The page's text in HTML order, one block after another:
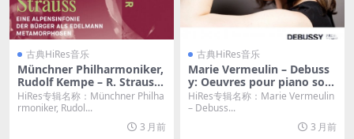
古典HiRes音乐
Münchner Philharmoniker,
Rudolf Kempe – R. Strauss:
Eine Alpensinfonie & Der B
ürger als Edelmann & Meta
morphosen (2026) [Hi-Res
HiRes专辑名称：Münchner Philha
rmoniker, Rudol...
3 月前
古典HiRes音乐
Marie Vermeulin – Debuss
y: Oeuvres pour piano solo
(2016) [Hi-Res 24bit/96KHz
FLAC]
HiRes专辑名称：Marie Vermeulin
– Debuss...
3 月前